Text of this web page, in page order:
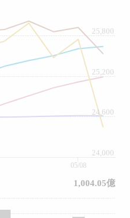
24,000
24,600
25,200
25,800
05/08
1,004.05億